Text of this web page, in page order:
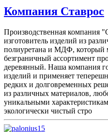
Компания Ставрос
Производственная компания
изготовитель изделий из
полиуретана и МДФ, который
безграничный ассортимент
деревянный. Наша компания
изделий и применяет
редких и долговременных
из различных материалов,
уникальными
экологически чистый стро